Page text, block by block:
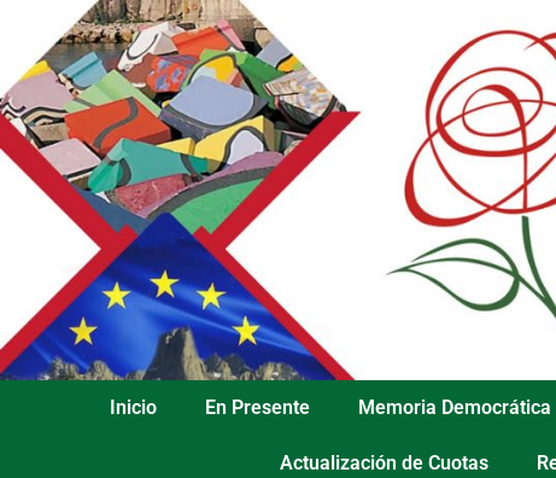
Inicio En Presente Memoria Democrática
Actualización de Cuotas